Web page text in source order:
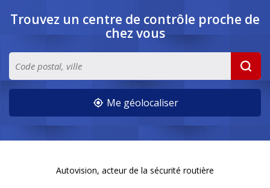
Trouvez un centre de contrôle proche de
chez vous
Me géolocaliser
Autovision, acteur de la sécurité routière